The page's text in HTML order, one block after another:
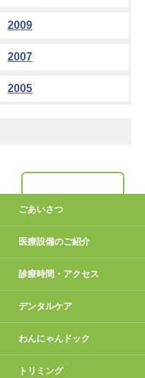
2009
2007
2005
ごあいさつ
医療設備のご紹介
診療時間・アクセス
デンタルケア
わんにゃんドック
トリミング